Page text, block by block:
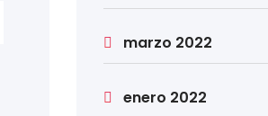
marzo 2022
enero 2022